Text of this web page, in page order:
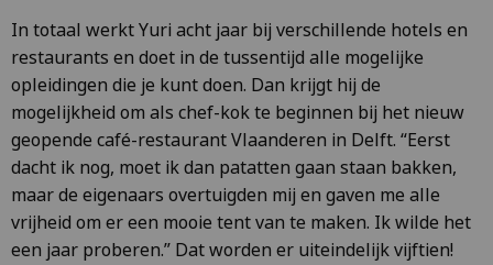
In totaal werkt Yuri acht jaar bij verschillende hotels en
restaurants en doet in de tussentijd alle mogelijke
opleidingen die je kunt doen. Dan krijgt hij de
mogelijkheid om als chef-kok te beginnen bij het nieuw
geopende café-restaurant Vlaanderen in Delft. “Eerst
dacht ik nog, moet ik dan patatten gaan staan bakken,
maar de eigenaars overtuigden mij en gaven me alle
vrijheid om er een mooie tent van te maken. Ik wilde het
een jaar proberen.” Dat worden er uiteindelijk vijftien!